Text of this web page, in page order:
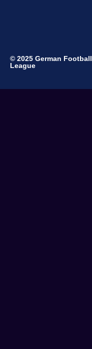
© 2025 German Football
League